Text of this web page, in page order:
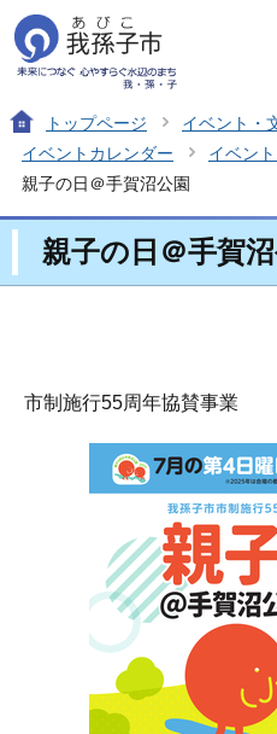
トップページ
イベント・
イベントカレンダー
イベン
親子の日＠手賀沼公園
親子の日＠手賀
市制施行55周年協賛事業